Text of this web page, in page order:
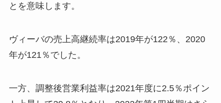
とを意味します。
ヴィーバの売上高継続率は2019年が122％、2020
年が121％でした。
一方、調整後営業利益率は2021年度に2.5％ポイン